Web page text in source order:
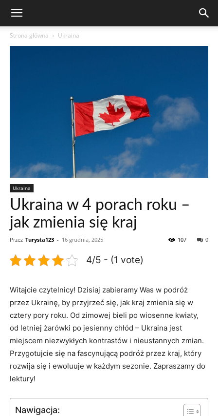
Strona główna Ukraina
Ukraina
Ukraina w 4 porach roku –
jak zmienia się kraj
Przez Turysta123 - 16 grudnia, 2025 0
107
4/5 - (1 vote)
Witajcie ‌czytelnicy! Dzisiaj zabieramy Was w podróż
‌przez Ukrainę, by przyjrzeć się,⁤ jak kraj ‌zmienia się ‍w
cztery pory ⁣roku. Od zimowej bieli po wiosenne kwiaty,
od letniej żarówki‍ po jesienny chłód – Ukraina jest
miejscem niezwykłych⁣ kontrastów i nieustannych zmian.
Przygotujcie się na fascynującą podróż przez kraj, który
rozwija się i ewoluuje w każdym sezonie. Zapraszamy do
lektury!
Nawigacja: